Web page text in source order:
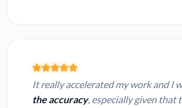
It really accelerated my work and I
the accuracy, especially given that